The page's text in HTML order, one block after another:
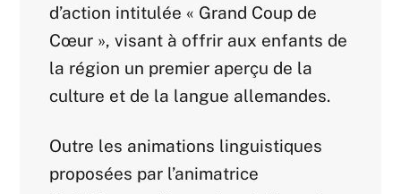
d’action intitulée « Grand Coup de
Cœur », visant à offrir aux enfants de
la région un premier aperçu de la
culture et de la langue allemandes.
Outre les animations linguistiques
proposées par l’animatrice